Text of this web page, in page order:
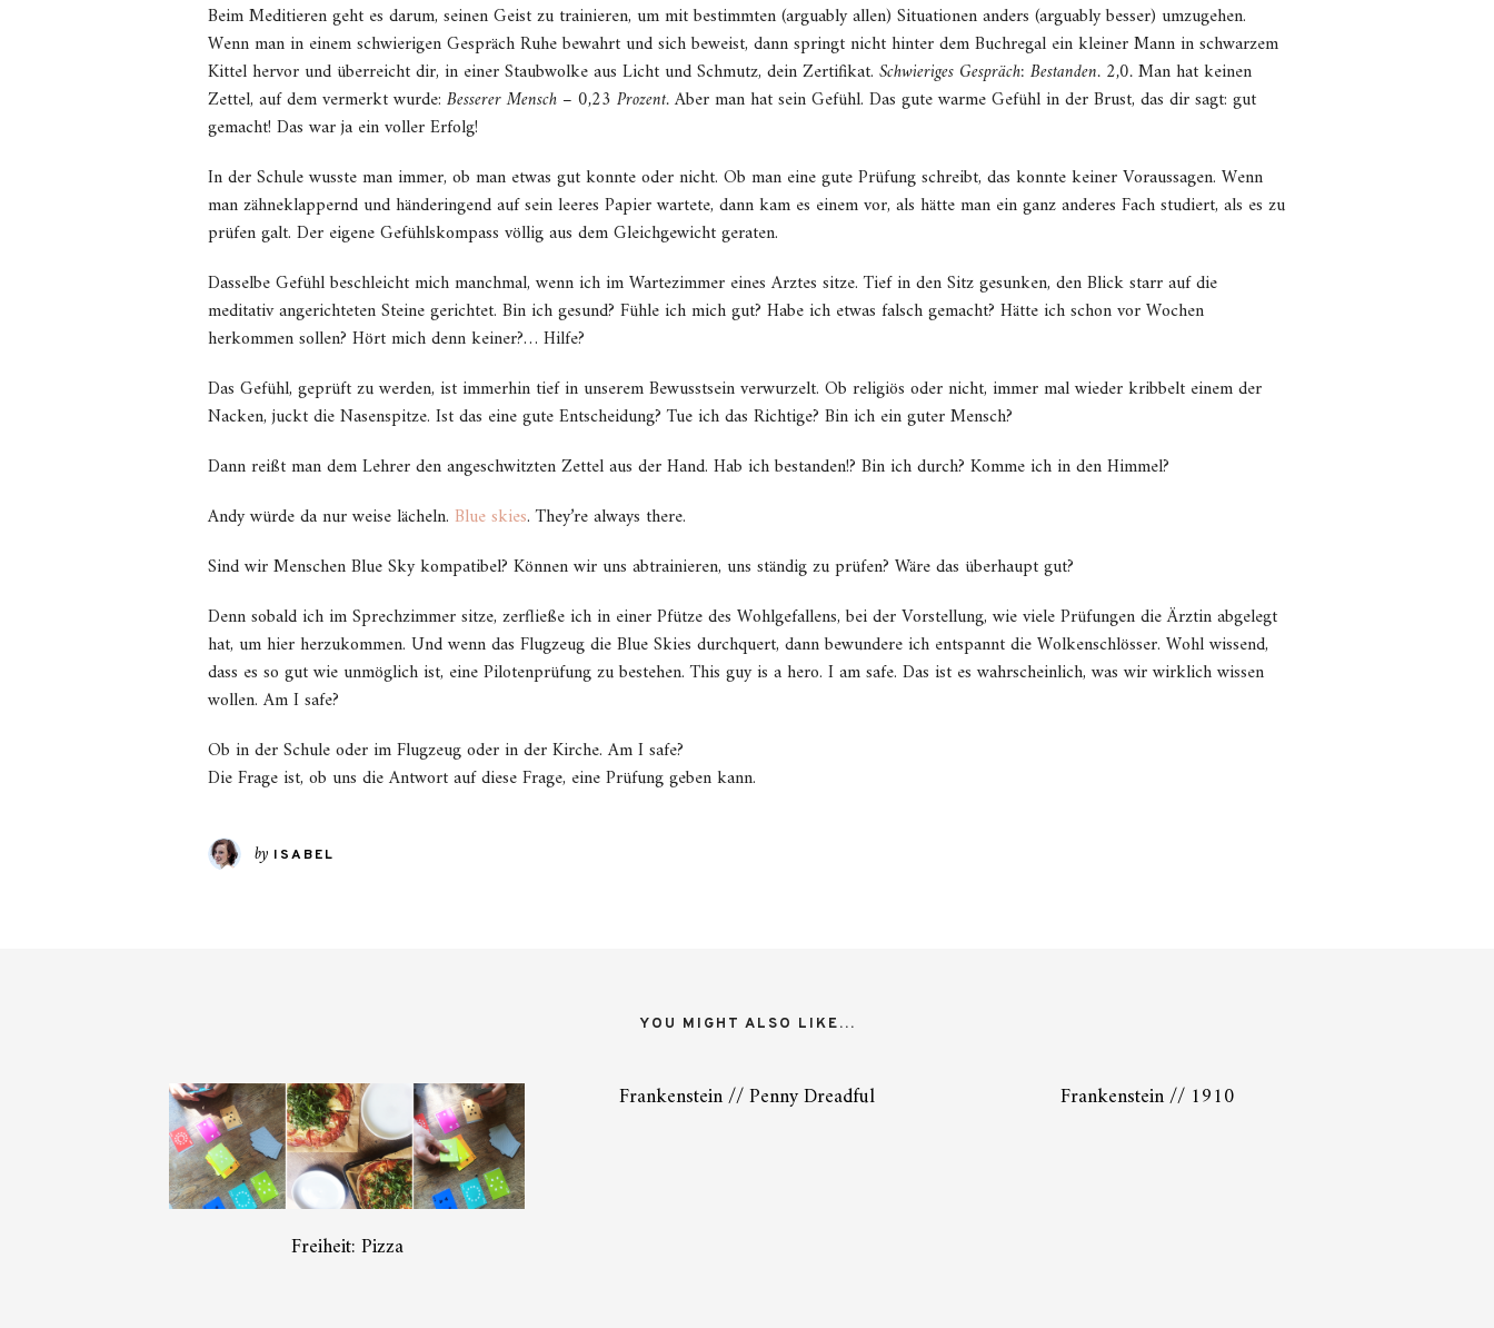
Beim Meditieren geht es darum, seinen Geist zu trainieren, um mit bestimmten (arguably allen) Situationen anders (arguably besser) umzugehen.
Wenn man in einem schwierigen Gespräch Ruhe bewahrt und sich beweist, dann springt nicht hinter dem Buchregal ein kleiner Mann in schwarzem
Kittel hervor und überreicht dir, in einer Staubwolke aus Licht und Schmutz, dein Zertifikat. Schwieriges Gespräch: Bestanden. 2,0.Man hat keinen
Zettel, auf dem vermerkt wurde: Besserer Mensch – 0,23 Prozent.Aber man hat sein Gefühl. Das gute warme Gefühl in der Brust, das dir sagt: gut
gemacht! Das war ja ein voller Erfolg!
In der Schule wusste man immer, ob man etwas gut konnte oder nicht. Ob man eine gute Prüfung schreibt, das konnte keiner Voraussagen. Wenn
man zähneklappernd und händeringend auf sein leeres Papier wartete, dann kam es einem vor, als hätte man ein ganz anderes Fach studiert, als es zu
prüfen galt. Der eigene Gefühlskompass völlig aus dem Gleichgewicht geraten.
Dasselbe Gefühl beschleicht mich manchmal, wenn ich im Wartezimmer eines Arztes sitze. Tief in den Sitz gesunken, den Blick starr auf die
meditativ angerichteten Steine gerichtet. Bin ich gesund? Fühle ich mich gut? Habe ich etwas falsch gemacht? Hätte ich schon vor Wochen
herkommen sollen? Hört mich denn keiner?… Hilfe?
Das Gefühl, geprüft zu werden, ist immerhin tief in unserem Bewusstsein verwurzelt. Ob religiös oder nicht, immer mal wieder kribbelt einem der
Nacken, juckt die Nasenspitze. Ist das eine gute Entscheidung? Tue ich das Richtige? Bin ich ein guter Mensch?
Dann reißt man dem Lehrer den angeschwitzten Zettel aus der Hand. Hab ich bestanden!? Bin ich durch? Komme ich in den Himmel?
Andy würde da nur weise lächeln. Blue skies. They’re always there.
Sind wir Menschen Blue Sky kompatibel? Können wir uns abtrainieren, uns ständig zu prüfen? Wäre das überhaupt gut?
Denn sobald ich im Sprechzimmer sitze, zerfließe ich in einer Pfütze des Wohlgefallens, bei der Vorstellung, wie viele Prüfungen die Ärztin abgelegt
hat, um hier herzukommen. Und wenn das Flugzeug die Blue Skies durchquert, dann bewundere ich entspannt die Wolkenschlösser. Wohl wissend,
dass es so gut wie unmöglich ist, eine Pilotenprüfung zu bestehen. This guy is a hero. I am safe. Das ist es wahrscheinlich, was wir wirklich wissen
wollen. Am I safe?
Ob in der Schule oder im Flugzeug oder in der Kirche. Am I safe?
Die Frage ist, ob uns die Antwort auf diese Frage, eine Prüfung geben kann.
by ISABEL
YOU MIGHT ALSO LIKE...
Freiheit: Pizza
Frankenstein // Penny Dreadful Frankenstein // 1910